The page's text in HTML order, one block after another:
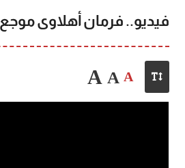
فيديو.. فرمان أهلاوى موجع
A
A
A